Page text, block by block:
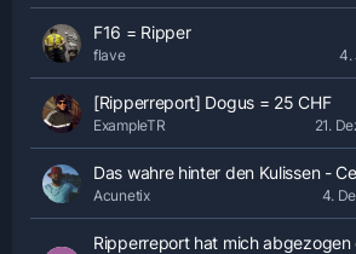
F16 = Ripper
flave
4.
[Ripperreport] Dogus = 25 CHF
ExampleTR
21.
Das wahre hinter den Kulissen -
Acunetix
4.
Ripperreport hat mich abgezogen